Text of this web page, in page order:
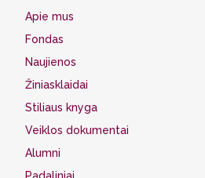
Apie mus
Fondas
Naujienos
Žiniasklaidai
Stiliaus knyga
Veiklos dokumentai
Alumni